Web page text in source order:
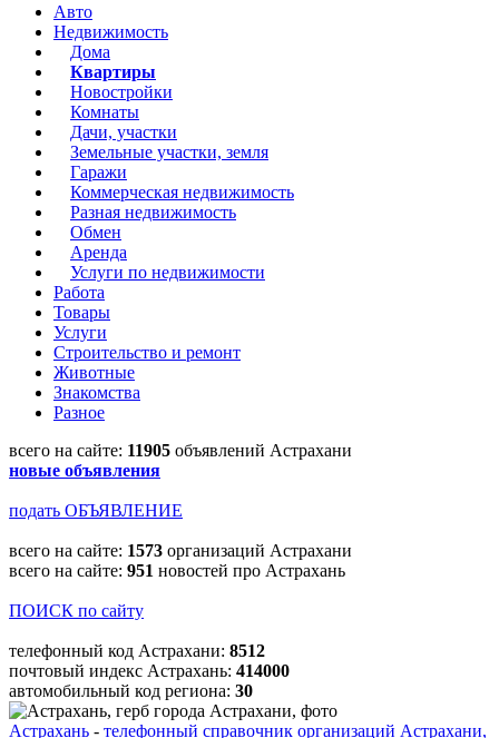
Авто
Недвижимость
Дома
Квартиры
Новостройки
Комнаты
Дачи, участки
Земельные участки, земля
Гаражи
Коммерческая недвижимость
Разная недвижимость
Обмен
Аренда
Услуги по недвижимости
Работа
Товары
Услуги
Строительство и ремонт
Животные
Знакомства
Разное
всего на сайте: 11905 объявлений Астрахани
новые объявления
подать ОБЪЯВЛЕНИЕ
всего на сайте: 1573 организаций Астрахани
всего на сайте: 951 новостей про Астрахань
ПОИСК по сайту
телефонный код Астрахани: 8512
почтовый индекс Астрахань: 414000
автомобильный код региона: 30
Астрахань - телефонный справочник организаций Астрахани,